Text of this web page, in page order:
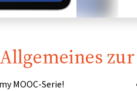
Allgemeines zur
MOOC-Serie!